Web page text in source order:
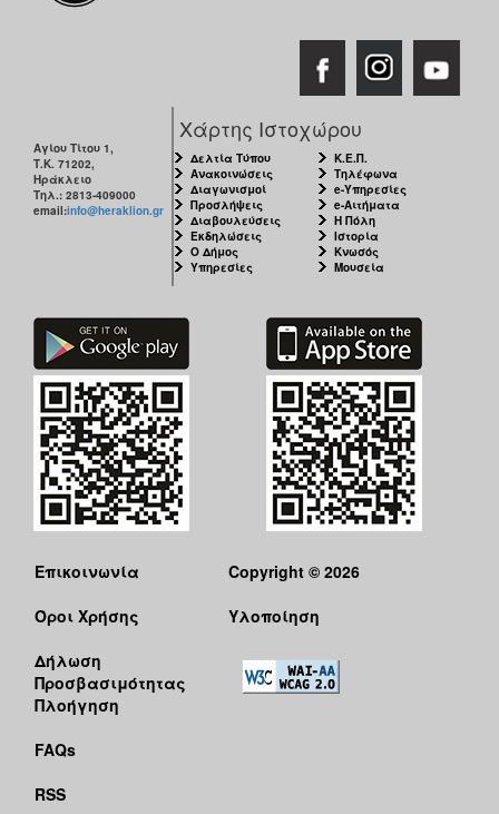
Αγίου Τίτου 1,
Τ.Κ. 71202,
Ηράκλειο
Τηλ.: 2813-409000
email:info@heraklion.gr
Χάρτης Ιστοχώρου
Δελτία Τύπου
Ανακοινώσεις
Διαγωνισμοί
Προσλήψεις
Διαβουλεύσεις
Εκδηλώσεις
Ο Δήμος
Υπηρεσίες
Κ.Ε.Π.
Τηλέφωνα
e-Υπηρεσίες
e-Αιτήματα
Η Πόλη
Ιστορία
Κνωσός
Μουσεία
Επικοινωνία
Όροι Χρήσης
Δήλωση
Προσβασιμότητας
Πλοήγηση
FAQs
RSS
Copyright © 2026
Υλοποίηση